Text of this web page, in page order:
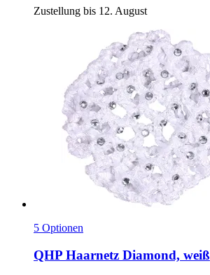
Zustellung bis 12. August
5 Optionen
QHP Haarnetz Diamond, weiß